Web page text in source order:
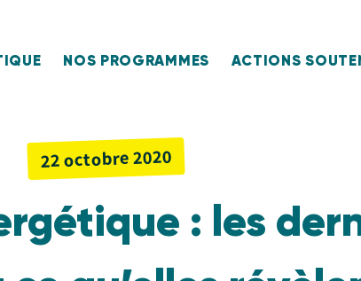
NOS PROGRAMMES ACTIONS
22 octobre 2020
: les